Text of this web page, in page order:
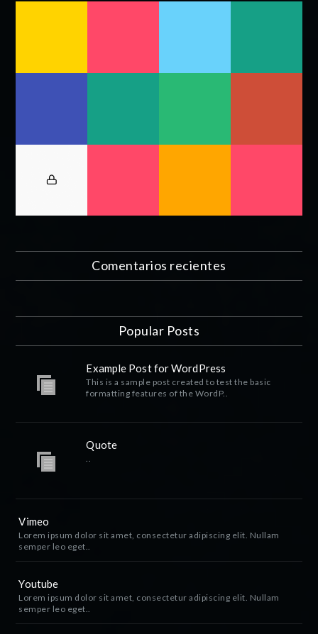
Comentarios recientes
Popular Posts
Example Post for WordPress
This is a sample post created to test the basic
formatting features of the WordP..
Quote
..
Vimeo
Lorem ipsum dolor sit amet, consectetur adipiscing elit. Nullam
semper leo eget..
Youtube
Lorem ipsum dolor sit amet, consectetur adipiscing elit. Nullam
semper leo eget..